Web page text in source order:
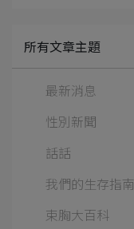
所有文章主題
最新消息
性別新聞
話話
我們的生存指南
束胸大百科